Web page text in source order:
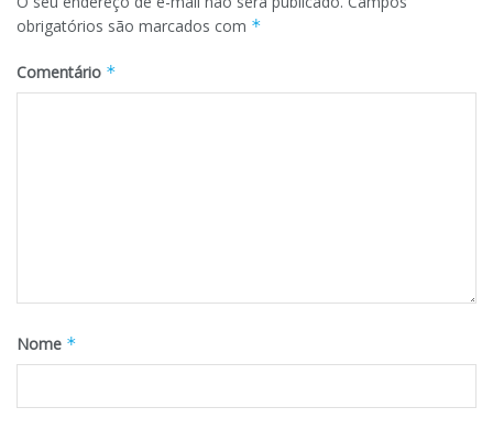
obrigatórios são marcados com *
Comentário *
Nome *